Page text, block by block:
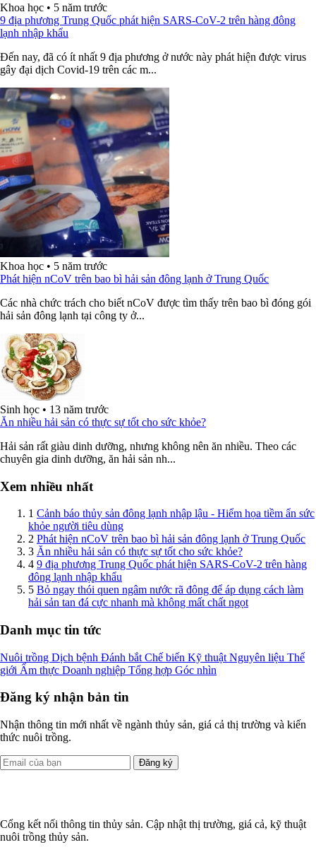
Khoa học • 5 năm trước
9 địa phương Trung Quốc phát hiện SARS-CoV-2 trên hàng đông
lạnh nhập khẩu
Đến nay, đã có ít nhất 9 địa phương ở nước này phát hiện được virus
gây đại dịch Covid-19 trên các m...
Khoa học • 5 năm trước
Phát hiện nCoV trên bao bì hải sản đông lạnh ở Trung Quốc
Các nhà chức trách cho biết nCoV được tìm thấy trên bao bì đóng gói
hải sản đông lạnh tại công ty ở...
Sinh học • 13 năm trước
Ăn nhiều hải sản có thực sự tốt cho sức khỏe?
Hải sản rất giàu dinh dưỡng, nhưng không nên ăn nhiều. Theo các
chuyên gia dinh dưỡng, ăn hải sản nh...
Xem nhiều nhất
1 Cảnh báo thủy sản đông lạnh nhập lậu - Hiểm họa tiềm ẩn sức
khỏe người tiêu dùng
2 Phát hiện nCoV trên bao bì hải sản đông lạnh ở Trung Quốc
3 Ăn nhiều hải sản có thực sự tốt cho sức khỏe?
4 9 địa phương Trung Quốc phát hiện SARS-CoV-2 trên hàng
đông lạnh nhập khẩu
5 Bỏ ngay thói quen ngâm nước rã đông để áp dụng cách làm
hải sản tan đá cực nhanh mà không mất chất ngọt
Danh mục tin tức
Nuôi trồng Dịch bệnh Đánh bắt Chế biến Kỹ thuật Nguyên liệu Thế
giới Ẩm thực Doanh nghiệp Tổng hợp Góc nhìn
Đăng ký nhận bản tin
Nhận thông tin mới nhất về ngành thủy sản, giá cả thị trường và kiến
thức nuôi trồng.
Đăng ký
Cổng kết nối thông tin thủy sản. Cập nhật thị trường, giá cả, kỹ thuật
nuôi trồng thủy sản.